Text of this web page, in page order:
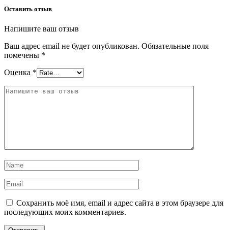
Оставить отзыв
Напишите ваш отзыв
Ваш адрес email не будет опубликован. Обязательные поля
помечены *
Оценка *
Сохранить моё имя, email и адрес сайта в этом браузере для
последующих моих комментариев.